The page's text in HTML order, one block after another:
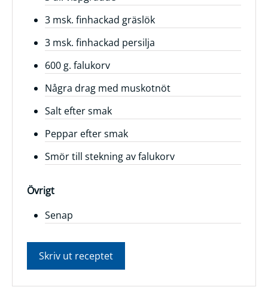
Ölprovning
3 msk. finhackad gräslök
3 msk. finhackad persilja
600 g. falukorv
Några drag med muskotnöt
Salt efter smak
Peppar efter smak
Smör till stekning av falukorv
Övrigt
Senap
Skriv ut receptet